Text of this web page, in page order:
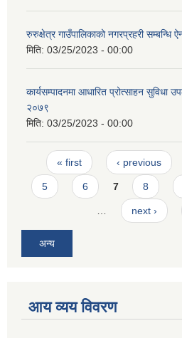
रुरुक्षेत्र गाउँपालिकाको नगरप्रहरी सम्बन्धि
मिति: 03/25/2023 - 00:00
कार्यसम्पादनमा आधारित प्रोत्साहन सुविधा
२०७९
मिति: 03/25/2023 - 00:00
Pages
« first ‹ previous
5 6 7 8
next ›
अन्य
आय व्यय विवरण